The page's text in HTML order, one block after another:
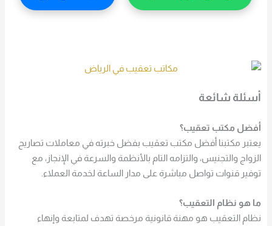
أسئلة شائعة
أفضل مكتب تعقيب؟
يعتبر مكتبنا أفضل مكتب تعقيب بفضل خبرته في معاملات تصاريح
الزواج والتجنيس، والتزامه التام بالأنظمة والسرعة في الإنجاز، مع
توفير قنوات تواصل مباشرة على مدار الساعة لخدمة العملاء.
ما هو نظام التعقيب؟
نظام التعقيب هو مهنة قانونية مرخصة تهدف لمتابعة وإنهاء